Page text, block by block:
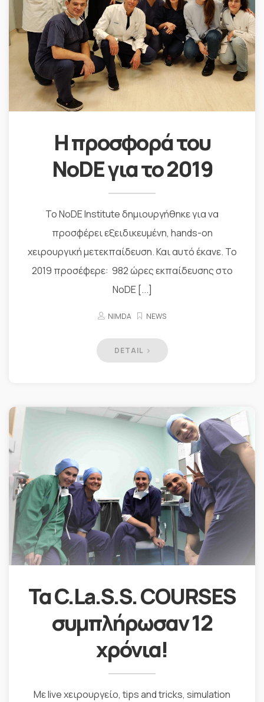
Η προσφορά του
NoDE για το 2019
Το NoDE Institute δημιουργήθηκε για να
προσφέρει εξειδικευμένη, hands-on
χειρουργική μετεκπαίδευση. Και αυτό έκανε. Το
2019 προσέφερε: 982 ώρες εκπαίδευσης στο
NoDE [...]
NIMDA NEWS
DETAIL
Τα C.La.S.S. COURSES
συμπλήρωσαν 12
χρόνια!
Με live χειρουργείο, tips and tricks, simulation